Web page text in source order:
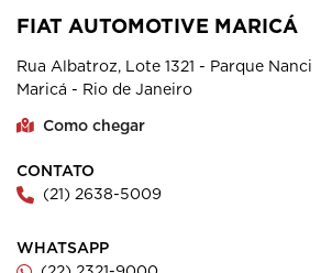
FIAT AUTOMOTIVE MARICÁ
Rua Albatroz, Lote 1321 - Parque Nanci
Maricá - Rio de Janeiro
Como chegar
CONTATO
(21) 2638-5009
WHATSAPP